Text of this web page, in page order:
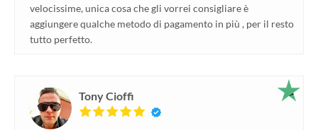
velocissime, unica cosa che gli vorrei consigliare è
aggiungere qualche metodo di pagamento in più , per il resto
tutto perfetto.
Tony Cioffi